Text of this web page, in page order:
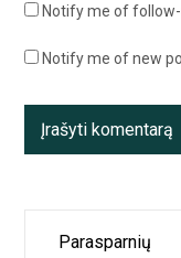
Notify me of
Notify me of new
Navigacija
Parasparnių